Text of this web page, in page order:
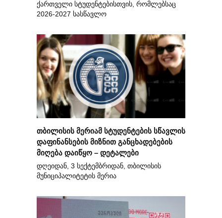
ქართველი სტუდენტებისთვის, რომლებსაც
2026-2027 სასწავლო
თბილისის მერიამ სტუდენტების სწავლის
დაფინანსების მიზნით განცხადებების
მიღება დაიწყო – დეტალები
დღეიდან, 3 სექტემბრიდან, თბილისის
მუნიციპალიტეტის მერია